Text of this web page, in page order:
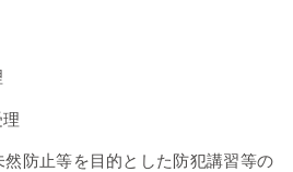
防止等を目的とした防犯講習等の